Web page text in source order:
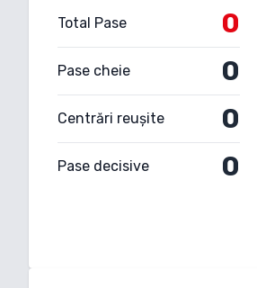
Total Pase 0
Pase cheie 0
Centrări reușite 0
Pase decisive 0